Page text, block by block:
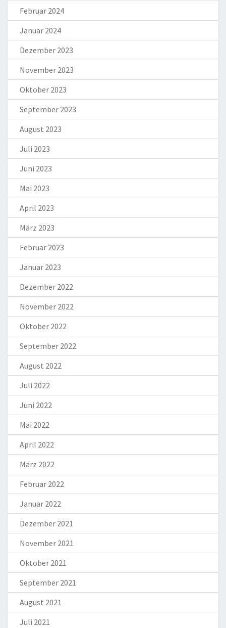
Februar 2024
Januar 2024
Dezember 2023
November 2023
Oktober 2023
September 2023
August 2023
Juli 2023
Juni 2023
Mai 2023
April 2023
März 2023
Februar 2023
Januar 2023
Dezember 2022
November 2022
Oktober 2022
September 2022
August 2022
Juli 2022
Juni 2022
Mai 2022
April 2022
März 2022
Februar 2022
Januar 2022
Dezember 2021
November 2021
Oktober 2021
September 2021
August 2021
Juli 2021